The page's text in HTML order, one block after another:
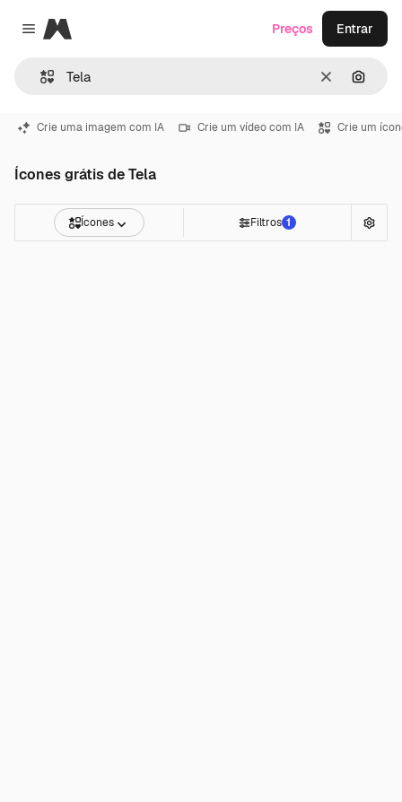
Close menu
Magnific
Limpar
Preços Entrar
Crie uma imagem com IA Crie um vídeo com IA Crie um
Ícones grátis de Tela
Ícones Filtros 1